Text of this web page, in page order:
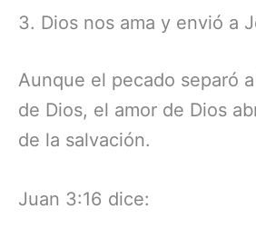
3. Dios nos ama y envió a
Aunque el pecado separó
de Dios, el amor de Dios
de la salvación.
Juan 3:16 dice: